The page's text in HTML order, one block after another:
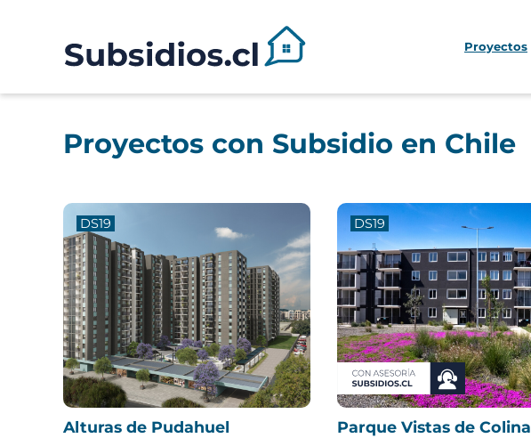
Proyectos
Proyectos con Subsidio en Chile
DS19
Alturas de Pudahuel
DS19
Parque Vistas de Colina